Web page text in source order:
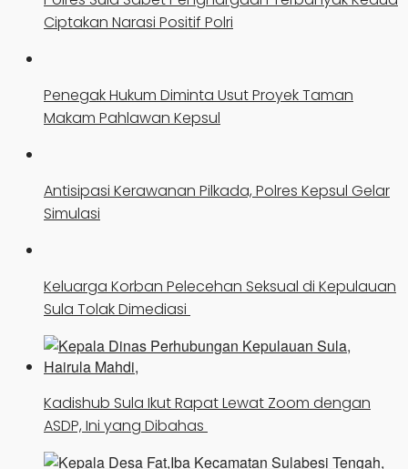
Ciptakan Narasi Positif Polri
Penegak Hukum Diminta Usut Proyek Taman
Makam Pahlawan Kepsul
Antisipasi Kerawanan Pilkada, Polres Kepsul Gelar
Simulasi
Keluarga Korban Pelecehan Seksual di Kepulauan
Sula Tolak Dimediasi
Kadishub Sula Ikut Rapat Lewat Zoom dengan
ASDP, Ini yang Dibahas